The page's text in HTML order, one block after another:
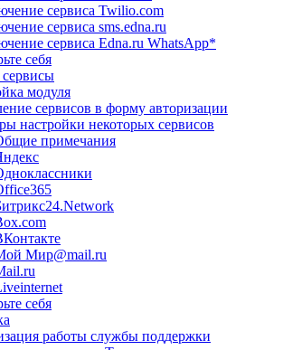
сервиса Twilio.com
сервиса sms.edna.ru
сервиса Edna.ru WhatsApp*
себя
модуля
сервисов в форму авторизации
настройки некоторых сервисов
примечания
Мир@mail.ru
себя
работы службы поддержки